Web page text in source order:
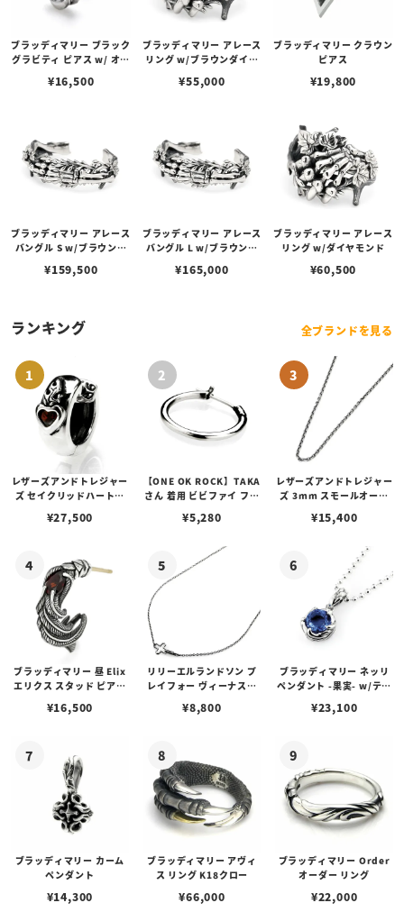
ブラッディマリー ブラック
グラビティ ピアス w/ オニ
¥16,500
ブラッディマリー アレース
リング w/ブラウンダイヤ
¥55,000
ブラッディマリー クラウン
ピアス
¥19,800
ブラッディマリー アレース
バングル S w/ブラウンダ
¥159,500
ブラッディマリー アレース
バングル L w/ブラウンダ
¥165,000
ブラッディマリー アレース
リング w/ダイヤモンド
¥60,500
ランキング 全ブランドを見る
レザーズアンドトレジャー
ズ セイクリッドハートピ
¥27,500
【ONE OK ROCK】TAKA
さん 着用 ビビファイ フー
¥5,280
レザーズアンドトレジャー
ズ 3mm スモールオーバ
ブスタークラスプ＆LTロ
¥15,400
ブラッディマリー 昼 Elix
エリクス スタッド ピアス
¥16,500
リリーエルランドソン プ
レイフォー ヴィーナスチ
¥8,800
ブラッディマリー ネッリ
ペンダント -果実- w/ティ
¥23,100
ブラッディマリー カーム
ペンダント
¥14,300
ブラッディマリー アヴィ
ス リング K18クロー
¥66,000
ブラッディマリー Order
オーダー リング
¥22,000